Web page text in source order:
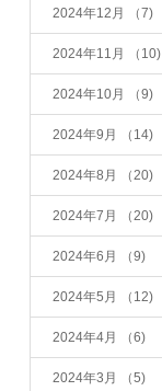
2024年12月 （7)
2024年11月 （10)
2024年10月 （9)
2024年9月 （14)
2024年8月 （20)
2024年7月 （20)
2024年6月 （9)
2024年5月 （12)
2024年4月 （6)
2024年3月 （5)